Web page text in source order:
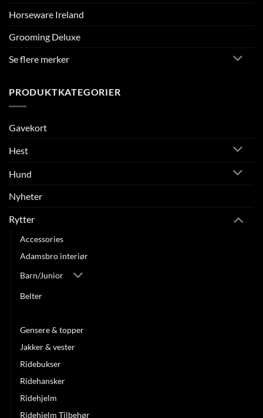
Horseware Ireland
Grooming Deluxe
Se flere merker
PRODUKTKATEGORIER
Gavekort
Hest
Hund
Nyheter
Rytter
Accessories
Adamsbro interiør
Barn/Junior
Belter
Gensere & topper
Jakker & vester
Ridebukser
Ridehansker
Ridehjelm
Ridehjelm Tilbehør